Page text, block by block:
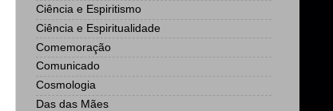
Ciência e Espiritismo
Ciência e Espiritualidade
Comemoração
Comunicado
Cosmologia
Das das Mães